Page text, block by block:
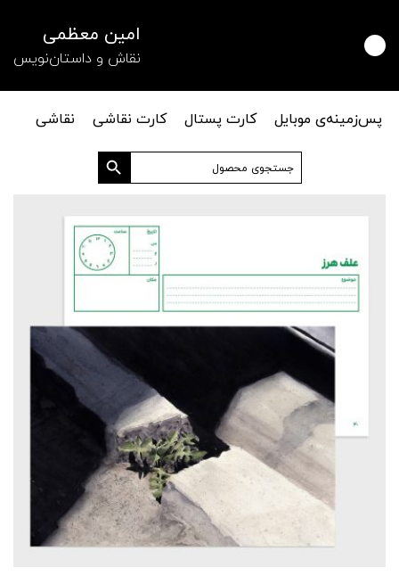
امین معظمی
نقاش و داستان‌نویس
پس‌زمینه‌ی موبایل کارت پستال کارت نقاشی
نقاشی
جستجو
برای:
دکمه جستجو